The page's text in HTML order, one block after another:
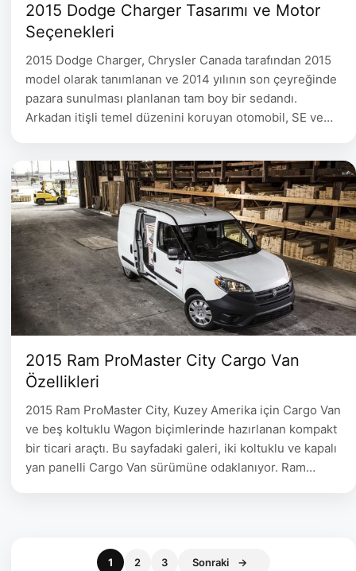
2015 Dodge Charger Tasarımı ve Motor
Seçenekleri
2015 Dodge Charger, Chrysler Canada tarafından 2015
model olarak tanımlanan ve 2014 yılının son çeyreğinde
pazara sunulması planlanan tam boy bir sedandı.
Arkadan itişli temel düzenini koruyan otomobil, SE ve
ve elektronik donanımlar birlikte yenilendi. 2015 Dodge
Charger Tasarımı ve …
2015 Ram ProMaster City Cargo Van
Özellikleri
2015 Ram ProMaster City, Kuzey Amerika için Cargo Van
ve beş koltuklu Wagon biçimlerinde hazırlanan kompakt
bir ticari araçtı. Bu sayfadaki galeri, iki koltuklu ve kapalı
yan panelli Cargo Van sürümüne odaklanıyor. Ram
Sayfa
1 Sayfa
2 Sayfa
3 Sonraki →